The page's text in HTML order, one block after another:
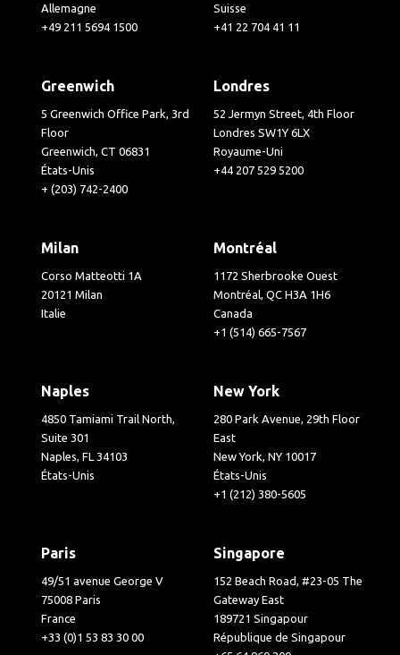
Allemagne
+49 211 5694 1500
Suisse
+41 22 704 41 11
Greenwich
5 Greenwich Office Park, 3rd
Floor
Greenwich, CT 06831
États-Unis
+ (203) 742-2400
Londres
52 Jermyn Street, 4th Floor
Londres SW1Y 6LX
Royaume-Uni
+44 207 529 5200
Milan
Corso Matteotti 1A
20121 Milan
Italie
Montréal
1172 Sherbrooke Ouest
Montréal, QC H3A 1H6
Canada
+1 (514) 665-7567
Naples
4850 Tamiami Trail North,
Suite 301
Naples, FL 34103
États-Unis
New York
280 Park Avenue, 29th Floor
East
New York, NY 10017
États-Unis
+1 (212) 380-5605
Paris
49/51 avenue George V
75008 Paris
France
+33 (0)1 53 83 30 00
Singapore
152 Beach Road, #23-05 The
Gateway East
189721 Singapour
République de Singapour